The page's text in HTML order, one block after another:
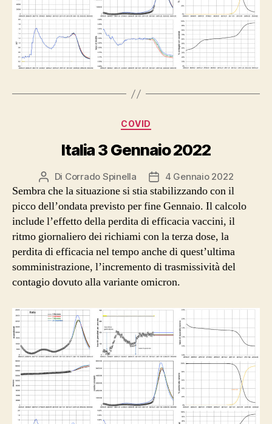
Categorie
COVID
Italia 3 Gennaio 2022
Autore
articolo
Di Corrado Spinella
Data
dell'articolo
4 Gennaio 2022
Sembra che la situazione si stia stabilizzando con il
picco dell’ondata previsto per fine Gennaio. Il calcolo
include l’effetto della perdita di efficacia vaccini, il
ritmo giornaliero dei richiami con la terza dose, la
perdita di efficacia nel tempo anche di quest’ultima
somministrazione, l’incremento di trasmissività del
contagio dovuto alla variante omicron.